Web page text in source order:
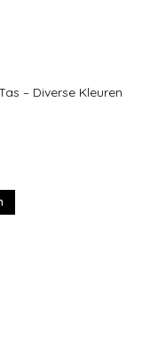
– Diverse Kleuren